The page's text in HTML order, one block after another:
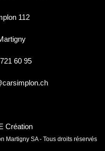
112
60 95
Création
Martigny SA - Tous droits réservés